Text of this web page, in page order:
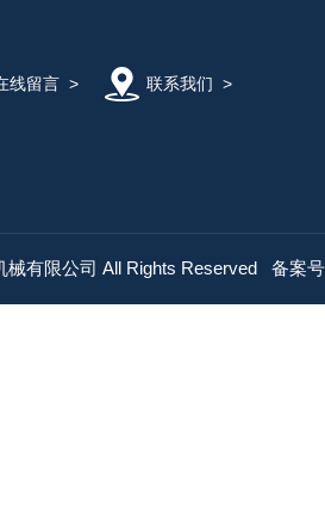
线留言> 联系我们 >
械有限公司 All Rights Reserved 备案